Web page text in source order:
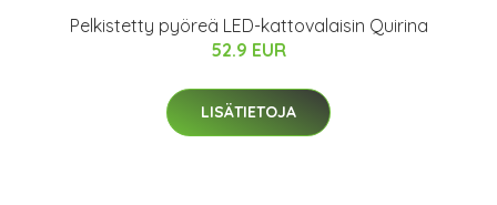
Pelkistetty pyöreä LED-kattovalaisin Quirina
52.9 EUR
LISÄTIETOJA